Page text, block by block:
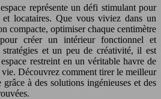
et locataires. Que vous viviez dans un
compacte, optimiser chaque centimètre
créer un intérieur fonctionnel et
stratégies et un peu de créativité, il est
restreint en un véritable havre de
Découvrez comment tirer le meilleur
à des solutions ingénieuses et des